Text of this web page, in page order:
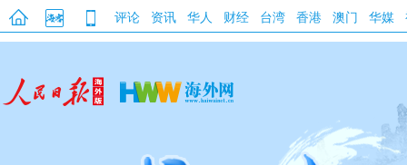
评论 资讯 华人 财经 台湾 香港 澳门 华媒